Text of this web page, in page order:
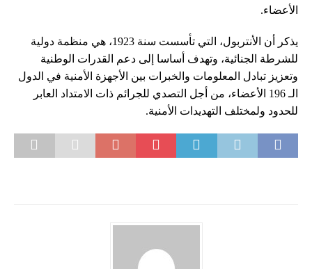
الأعضاء.
يذكر أن الأنتربول، التي تأسست سنة 1923، هي منظمة دولية
للشرطة الجنائية، وتهدف أساسا إلى دعم القدرات الوطنية
وتعزيز تبادل المعلومات والخبرات بين الأجهزة الأمنية في الدول
الـ 196 الأعضاء، من أجل التصدي للجرائم ذات الامتداد العابر
للحدود ولمختلف التهديدات الأمنية.